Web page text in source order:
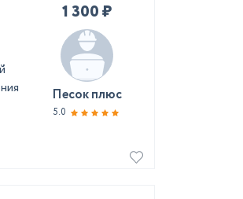
1 300 ₽
Песок плюс
5.0